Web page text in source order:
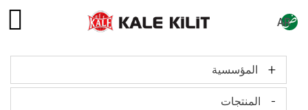
AR
Main
+ المؤسسية
مجموعة مخرجين - المنتجات